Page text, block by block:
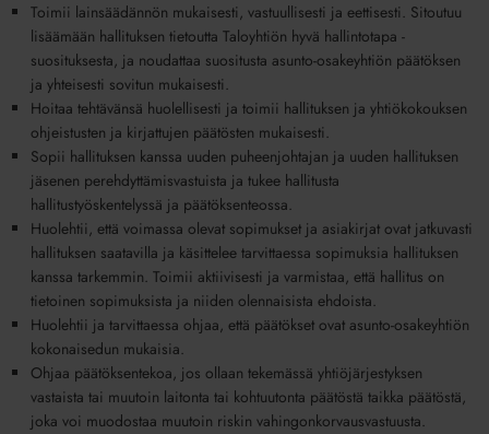
Toimii lainsäädännön mukaisesti, vastuullisesti ja eettisesti. Sitoutuu
lisäämään hallituksen tietoutta Taloyhtiön hyvä hallintotapa -
suosituksesta, ja noudattaa suositusta asunto-osakeyhtiön päätöksen
ja yhteisesti sovitun mukaisesti.
Hoitaa tehtävänsä huolellisesti ja toimii hallituksen ja yhtiökokouksen
ohjeistusten ja kirjattujen päätösten mukaisesti.
Sopii hallituksen kanssa uuden puheenjohtajan ja uuden hallituksen
jäsenen perehdyttämisvastuista ja tukee hallitusta
hallitustyöskentelyssä ja päätöksenteossa.
Huolehtii, että voimassa olevat sopimukset ja asiakirjat ovat jatkuvasti
hallituksen saatavilla ja käsittelee tarvittaessa sopimuksia hallituksen
kanssa tarkemmin. Toimii aktiivisesti ja varmistaa, että hallitus on
tietoinen sopimuksista ja niiden olennaisista ehdoista.
Huolehtii ja tarvittaessa ohjaa, että päätökset ovat asunto-osakeyhtiön
kokonaisedun mukaisia.
Ohjaa päätöksentekoa, jos ollaan tekemässä yhtiöjärjestyksen
vastaista tai muutoin laitonta tai kohtuutonta päätöstä taikka päätöstä,
joka voi muodostaa muutoin riskin vahingonkorvausvastuusta.